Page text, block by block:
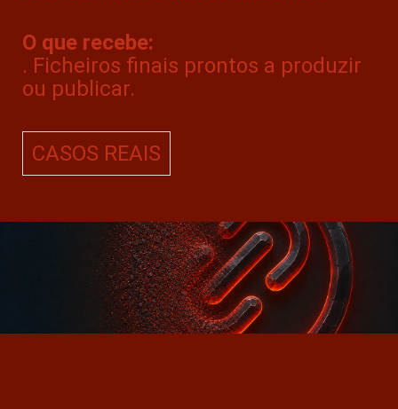
O que recebe:
. Ficheiros finais prontos a produzir
ou publicar.
CASOS REAIS